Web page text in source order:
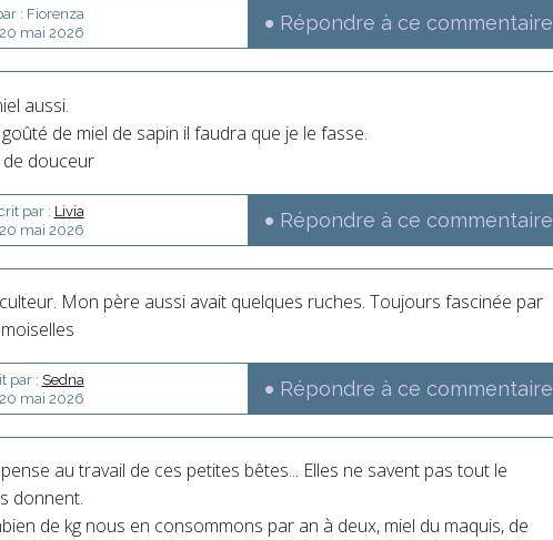
: Fiorenza
mai 2026 Répondre à ce commentaire
aussi.
de miel de sapin il faudra que je le fasse.
de douceur
par : Livia
mai 2026 Répondre à ce commentaire
Mon père aussi avait quelques ruches. Toujours fascinée par
par : Sedna
mai 2026 Répondre à ce commentaire
au travail de ces petites bêtes... Elles ne savent pas tout le
donnent.
de kg nous en consommons par an à deux, miel du maquis, de